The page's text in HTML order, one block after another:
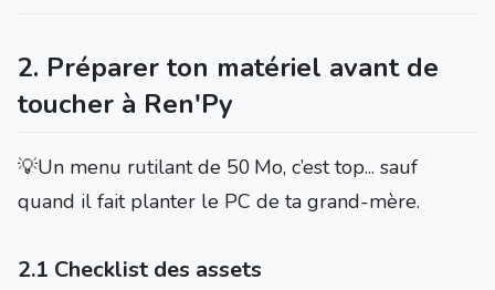
2. Préparer ton matériel avant de
toucher à Ren'Py
💡Un menu rutilant de 50 Mo, c’est top... sauf
quand il fait planter le PC de ta grand-mère.
2.1 Checklist des assets